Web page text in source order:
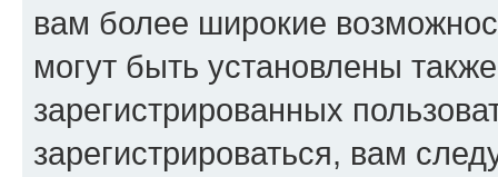
вам более широкие
могут быть установлены
зарегистрированных
зарегистрироваться, вам